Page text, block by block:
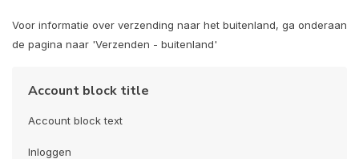
Voor informatie over verzending naar het buitenland, ga onderaan
de pagina naar 'Verzenden - buitenland'
Account block title
Account block text
Inloggen